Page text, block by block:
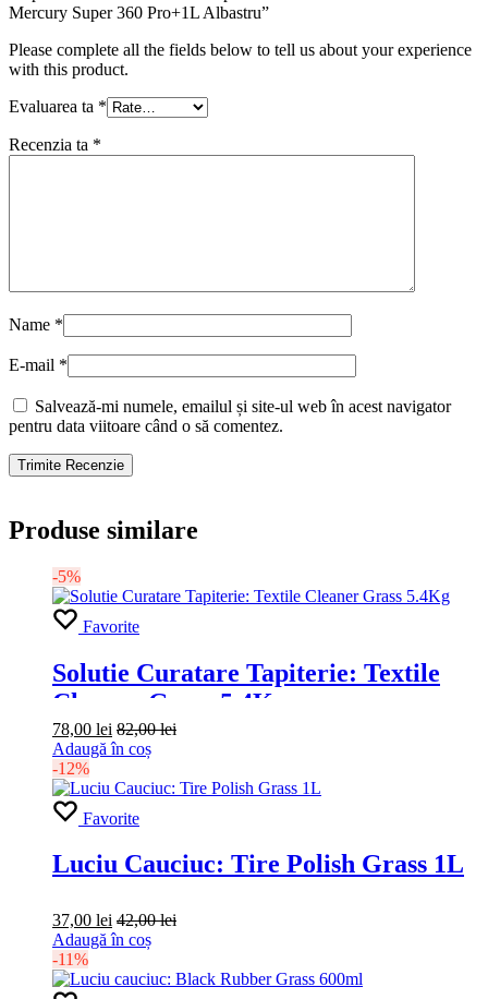
Produse similare
-5%
Favorite
Solutie Curatare Tapiterie: Textile
Cleaner Grass 5.4Kg
78,00 lei 82,00lei
Adaugă în coș
-12%
Favorite
Luciu Cauciuc: Tire Polish Grass 1L
37,00 lei 42,00lei
Adaugă în coș
-11%
Mercury Super 360 Pro+1L Albastru”
Please complete all the fields below to tell us about your experience
with this product.
Evaluarea ta *
Recenzia ta *
Name *
E-mail *
Salvează-mi numele, emailul și site-ul web în acest navigator
pentru data viitoare când o să comentez.